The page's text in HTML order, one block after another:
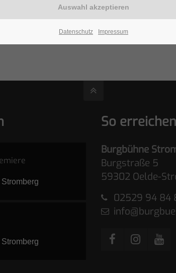
So
Burgbühne
Burgstraße 5
59302 Oelde-
02529 94 84
Datenschutz Impressum